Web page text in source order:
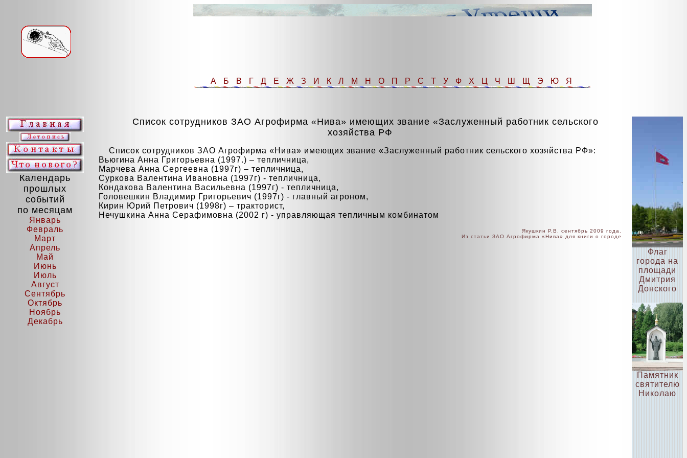
А Б В Г Д Е Ж З И К Л М Н О П Р С Т У Ф Х Ц Ч Ш Щ Э Ю Я
Календарь
прошлых
событий
по месяцам
Январь
Февраль
Март
Апрель
Май
Июнь
Июль
Август
Сентябрь
Октябрь
Ноябрь
Декабрь
Список сотрудников ЗАО Агрофирма «Нива» имеющих звание «Заслуженный работник сельского
хозяйства РФ
Список сотрудников ЗАО Агрофирма «Нива» имеющих звание «Заслуженный работник сельского хозяйства РФ»:
Вьюгина Анна Григорьевна (1997.) – тепличница,
Марчева Анна Сергеевна (1997г) – тепличница,
Суркова Валентина Ивановна (1997г) - тепличница,
Кондакова Валентина Васильевна (1997г) - тепличница,
Головешкин Владимир Григорьевич (1997г) - главный агроном,
Кирин Юрий Петрович (1998г) – тракторист,
Нечушкина Анна Серафимовна (2002 г) - управляющая тепличным комбинатом
Якушкин Р.В. сентябрь 2009 года.
Из статьи ЗАО Агрофирма «Нива» для книги о городе
Флаг
города на
площади
Дмитрия
Донского
Памятник
святителю
Николаю